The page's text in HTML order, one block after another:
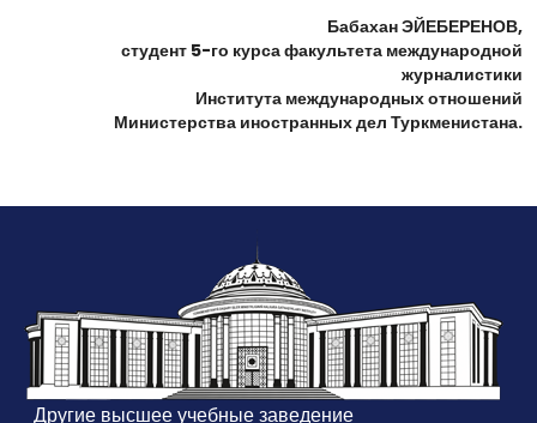
Бабахан ЭЙЕБЕРЕНОВ,
студент 5-го курса факультета международной
журналистики
Института международных отношений
Министерства иностранных дел Туркменистана.
Другие высшее учебные заведение